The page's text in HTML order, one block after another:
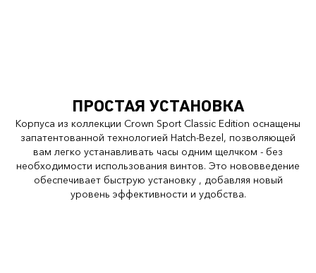
ПРОСТАЯ УСТАНОВКА
Корпуса из коллекции Crown Sport Classic Edition оснащены
запатентованной технологией Hatch-Bezel, позволяющей
вам легко устанавливать часы одним щелчком - без
необходимости использования винтов. Это нововведение
обеспечивает быструю установку , добавляя новый
уровень эффективности и удобства.